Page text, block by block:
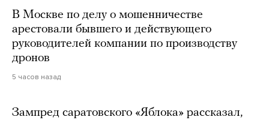
В Москве по делу о мошенничестве
арестовали бывшего и действующего
руководителей компании по производству
дронов
5 часов назад
Зампред саратовского «Яблока» рассказал,